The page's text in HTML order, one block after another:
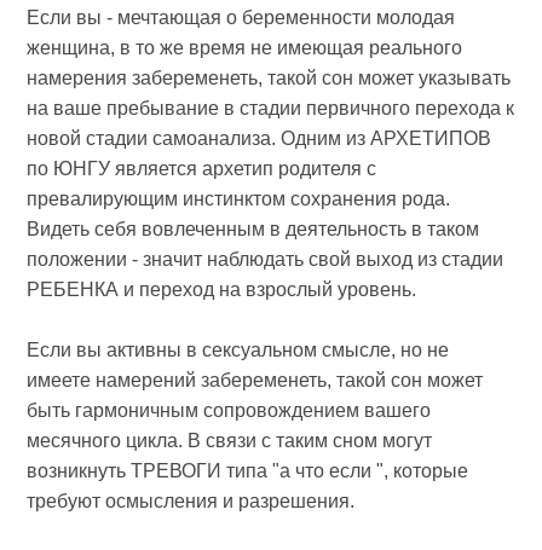
Если вы - мечтающая о беременности молодая
женщина, в то же время не имеющая реального
намерения забеременеть, такой сон может указывать
на ваше пребывание в стадии первичного перехода к
новой стадии самоанализа. Одним из АРХЕТИПОВ
по ЮНГУ является архетип родителя с
превалирующим инстинктом сохранения рода.
Видеть себя вовлеченным в деятельность в таком
положении - значит наблюдать свой выход из стадии
РЕБЕНКА и переход на взрослый уровень.
Если вы активны в сексуальном смысле, но не
имеете намерений забеременеть, такой сон может
быть гармоничным сопровождением вашего
месячного цикла. В связи с таким сном могут
возникнуть ТРЕВОГИ типа "а что если ", которые
требуют осмысления и разрешения.